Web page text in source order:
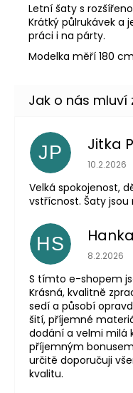
Letní šaty s
Krátký půlrukávek a
práci i na párty.
Modelka měří 180
JP Jitka
10.2.2026
Velká spokojenost,
vstřícnost. Šaty jsou
HS
8.2.2026
S tímto e-shopem
Krásná, kvalitně
sedí a působí
šití, příjemné
dodání a velmi milá
příjemným
určitě doporučuji
kvalitu.